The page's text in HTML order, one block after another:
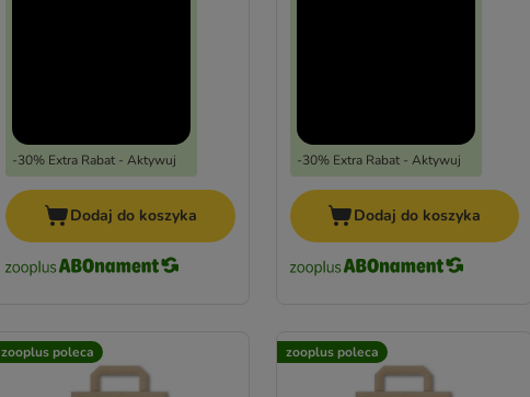
-30% Extra Rabat - Aktywuj
Dodaj do koszyka
-30% Extra Rabat - Aktywuj
Dodaj do koszyka
zooplus poleca zooplus poleca